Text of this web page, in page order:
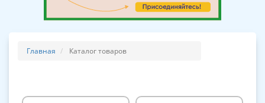
Главная Каталог товаров